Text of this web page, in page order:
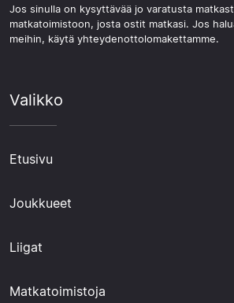
Jos sinulla on kysyttävää jo varatusta
matkatoimistoon, josta ostit matkasi. Jos
meihin, käytä yhteydenottolomakettamme.
Valikko
Etusivu
Joukkueet
Liigat
Matkatoimistoja